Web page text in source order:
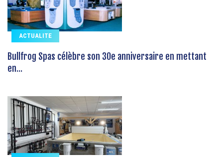
ACTUALITE
Bullfrog Spas célèbre son 30e anniversaire en mettant
en...